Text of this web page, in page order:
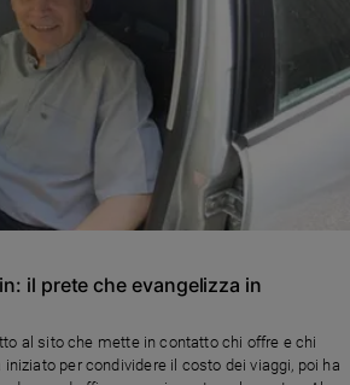
il prete che evangelizza in
al sito che mette in contatto chi offre e chi
per condividere il costo dei viaggi, poi ha